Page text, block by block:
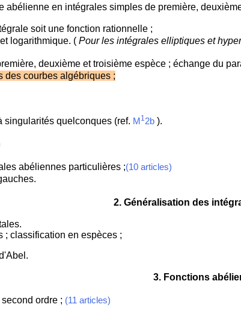
abélienne en intégrales simples de première,
soit une fonction rationnelle ;
logarithmique. ( Pour les intégrales elliptiques et
deuxième et troisième espèce ; échange du
des courbes algébriques ;
quelconques (ref. M 12b ).
abéliennes particulières ;(10 articles)
2. Généralisation des
; classification en espèces ;
3. Fonctions
ordre ; (11 articles)